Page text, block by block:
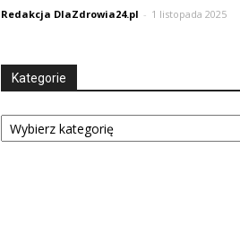
Redakcja DlaZdrowia24.pl - 1 listopada 2025
Kategorie
Kategorie